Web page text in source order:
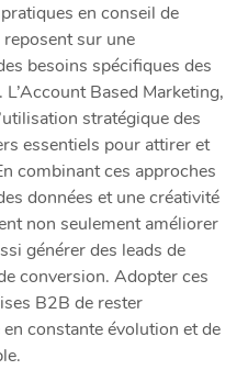
en conseil de
sur une
besoins spécifiques des
Based Marketing,
stratégique des
essentiels pour attirer et
combinant ces approches
données et une créativité
non seulement améliorer
générer des leads de
conversion. Adopter ces
B2B de rester
constante évolution et de